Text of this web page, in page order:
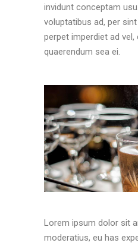
invidunt conceptam
voluptatibus ad, per
perpet imperdiet ad
quaerendum sea ei.
Lorem ipsum dolor sit
moderatius, eu has